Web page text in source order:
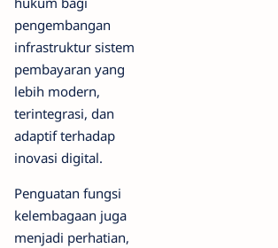
pengembangan
infrastruktur sistem
pembayaran yang
lebih modern,
terintegrasi, dan
adaptif terhadap
inovasi digital.
Penguatan fungsi
kelembagaan juga
menjadi perhatian,